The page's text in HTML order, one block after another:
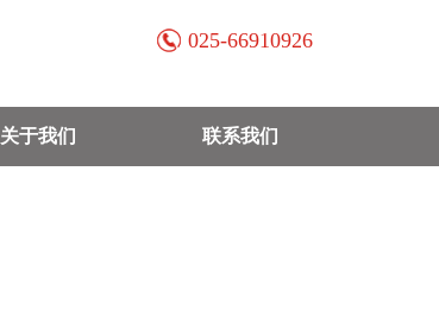
025-66910926
关于我们 联系我们